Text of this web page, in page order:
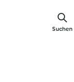
Suchen